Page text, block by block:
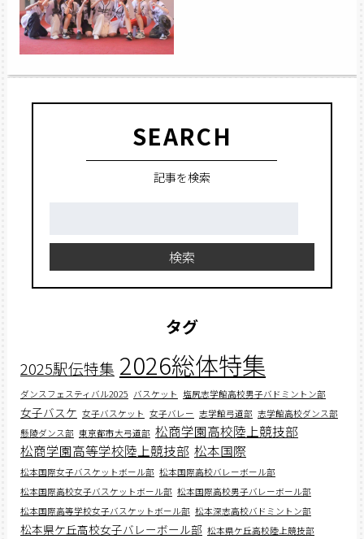
SEARCH
記事を検索
検索
タグ
2025駅伝特集 2026総体特集
ダンスフェスティバル2025 バスケット 塩尻志学館高校男子バドミントン部
女子バスケ 女子バスケット 女子バレー 志学館弓道部 志学館高校ダンス部
懸陵ダンス部 東京都市大弓道部 松商学園高校陸上競技部
松商学園高等学校陸上競技部 松本国際
松本国際女子バスケットボール部 松本国際高校バレーボール部
松本国際高校女子バスケットボール部 松本国際高校男子バレーボール部
松本国際高等学校女子バスケットボール部 松本深志高校バドミントン部
松本県ケ丘高校女子バレーボール部 松本県ケ丘高校陸上競技部